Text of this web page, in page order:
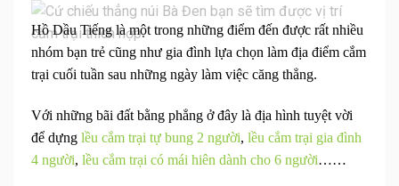
Hồ Dầu Tiếng là một trong những điểm đến được rất nhiều
nhóm bạn trẻ cũng như gia đình lựa chọn làm địa điểm cắm
trại cuối tuần sau những ngày làm việc căng thẳng.
Với những bãi đất bằng phẳng ở đây là địa hình tuyệt vời
để dựng lều cắm trại tự bung 2 người, lều cắm trại gia đình
4 người, lều cắm trại có mái hiên dành cho 6 người……